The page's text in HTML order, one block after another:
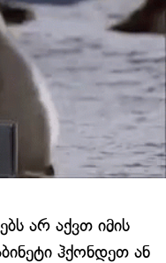
არ აქვთ იმის
ჰქონდეთ ან